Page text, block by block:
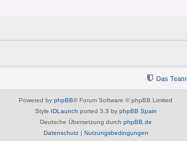
Das Team
Powered by phpBB® Forum Software © phpBB Limited
Style IDLaunch ported 3.3 by phpBB Spain
Deutsche Übersetzung durch phpBB.de
Datenschutz| Nutzungsbedingungen